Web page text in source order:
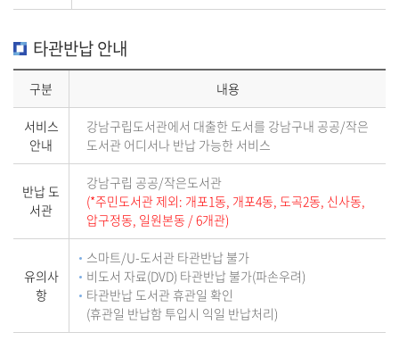
타관반납 안내
구분 내용
서비스
안내
강남구립도서관에서 대출한 도서를 강남구내 공공/작은
도서관 어디서나 반납 가능한 서비스
반납 도
서관
강남구립 공공/작은도서관
(*주민도서관 제외: 개포1동, 개포4동, 도곡2동, 신사동,
압구정동, 일원본동 / 6개관)
유의사
항
스마트/U-도서관 타관반납 불가
비도서 자료(DVD) 타관반납 불가(파손우려)
타관반납 도서관 휴관일 확인
(휴관일 반납함 투입시 익일 반납처리)